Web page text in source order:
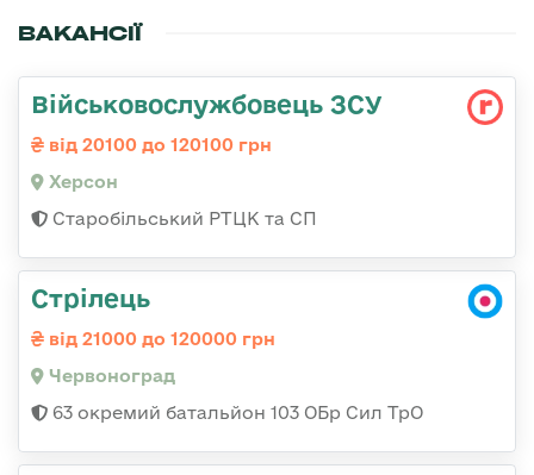
ВАКАНСІЇ
Військовослужбовець ЗСУ
від 20100 до 120100 грн
Херсон
Старобільський РТЦК та СП
Стрілець
від 21000 до 120000 грн
Червоноград
63 окремий батальйон 103 ОБр Сил ТрО